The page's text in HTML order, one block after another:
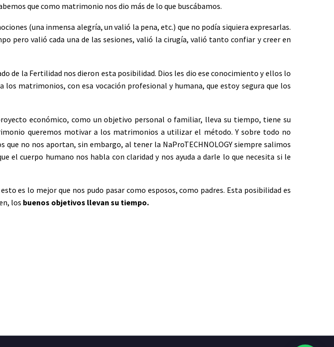
que como matrimonio nos dio más de lo que buscábamos.
(una inmensa alegría, un valió la pena, etc.) que no podía siquiera expresarlas.
pero valió cada una de las sesiones, valió la cirugía, valió tanto confiar y creer en
de la Fertilidad nos dieron esta posibilidad. Dios les dio ese conocimiento y ellos lo
matrimonios, con esa vocación profesional y humana, que estoy segura que los
económico, como un objetivo personal o familiar, lleva su tiempo, tiene su
queremos motivar a los matrimonios a utilizar el método. Y sobre todo no
que no nos aportan, sin embargo, al tener la NaProTECHNOLOGY siempre salimos
el cuerpo humano nos habla con claridad y nos ayuda a darle lo que necesita si le
es lo mejor que nos pudo pasar como esposos, como padres. Esta posibilidad es
los buenos objetivos llevan su tiempo.